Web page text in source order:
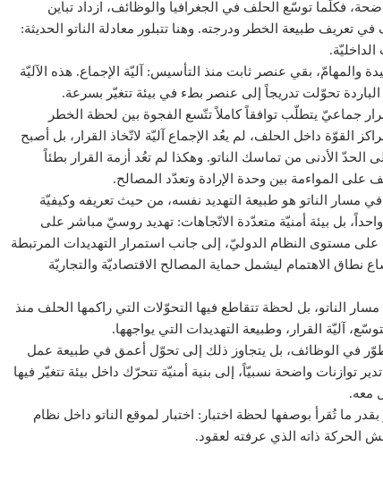
فكلّما توسّع الحلف في الجغرافيا والوظائف، ازداد تباين
تعريف طبيعة الخطر ودرجته. وهنا تتبلور معادلة الناتو الحديثة:
والمهامّ، بقي عنصر ثابت منذ التأسيس: آليّة الإجماع. هذه الآليّة
تحوّلت تدريجاً إلى عنصر بطء في بيئة تتغيّر بسرعة.
جماعيّ يتطلّب توافقاً كاملاً تتّسع الفجوة بين لحظة الخطر
القوّة داخل الحلف، لم يعُد الإجماع آليّة لاتّخاذ القرار، بل أصبح
الأدنى من تماسك الناتو. وهكذا لم تعُد أزمة القرار بطئاً
المواءمة بين وحدة الإرادة وتعدّد المصالح.
في مسار الناتو هو طبيعة التهديد نفسه، من حيث تعريفه وكيفيّة
بل بيئة أمنيّة متعدّدة الاتّجاهات: تهديد روسيّ مباشر على
مستوى النظام الدوليّ، إلى جانب استمرار التهديدات المرتبطة
نطاق الاهتمام ليشمل حماية المصالح الاقتصاديّة والتجاريّة
الناتو، بل لحظة تتقاطع فيها التحوّلات التي راكمها الحلف منذ
آليّة القرار، وطبيعة التهديدات التي يواجهها.
في الوظائف، بل يتجاوز ذلك إلى تحوّل أعمق في طبيعة عمل
واضحة نسبيّاً، إلى بنية أمنيّة تتحرّك داخل بيئة تتغيّر فيها
معه.
ما تُقرأ بوصفها لحظة اختبار: اختبار لموقع الناتو داخل نظام
الحركة ذاته الذي عرفته لعقود.